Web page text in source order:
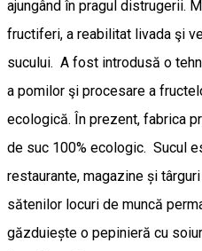
ajungând în pragul distrugerii.
fructiferi, a reabilitat livada şi
sucului. A fost introdusă o
a pomilor şi procesare a
ecologică. În prezent, fabrica
de suc 100% ecologic. Sucul
restaurante, magazine și
sătenilor locuri de muncă
găzduiește o pepinieră cu